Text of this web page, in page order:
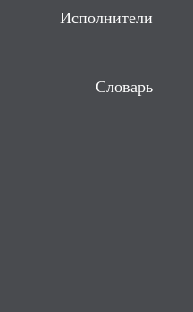
Исполнители
Словарь